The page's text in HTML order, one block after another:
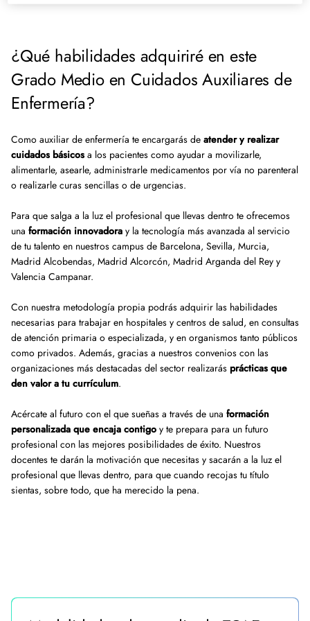
¿Qué habilidades adquiriré en este
Grado Medio en Cuidados Auxiliares de
Enfermería?
Como auxiliar de enfermería te encargarás de atender y realizar
cuidados básicos a los pacientes como ayudar a movilizarle,
alimentarle, asearle, administrarle medicamentos por vía no parenteral
o realizarle curas sencillas o de urgencias.
Para que salga a la luz el profesional que llevas dentro te ofrecemos
una formación innovadora y la tecnología más avanzada al servicio
de tu talento en nuestros campus de Barcelona, Sevilla, Murcia,
Madrid Alcobendas, Madrid Alcorcón, Madrid Arganda del Rey y
Valencia Campanar.
Con nuestra metodología propia podrás adquirir las habilidades
necesarias para trabajar en hospitales y centros de salud, en consultas
de atención primaria o especializada, y en organismos tanto públicos
como privados. Además, gracias a nuestros convenios con las
organizaciones más destacadas del sector realizarás prácticas que
den valor a tu currículum.
Acércate al futuro con el que sueñas a través de una formación
personalizada que encaja contigo y te prepara para un futuro
profesional con las mejores posibilidades de éxito. Nuestros
docentes te darán la motivación que necesitas y sacarán a la luz el
profesional que llevas dentro, para que cuando recojas tu título
sientas, sobre todo, que ha merecido la pena.